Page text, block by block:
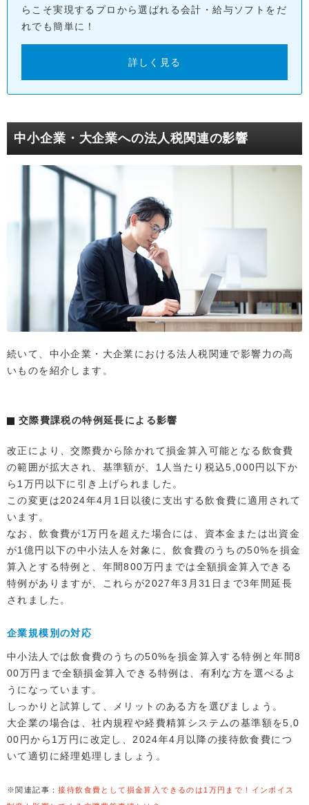
らこそ実現するプロから選ばれる会計・給与ソフトをだ
れでも簡単に！
詳しく見る
中小企業・大企業への法人税関連の影響
続いて、中小企業・大企業における法人税関連で影響力の高
いものを紹介します。
交際費課税の特例延長による影響
改正により、交際費から除かれて損金算入可能となる飲食費
の範囲が拡大され、基準額が、1人当たり税込5,000円以下か
ら1万円以下に引き上げられました。
この変更は2024年4月1日以後に支出する飲食費に適用されて
います。
なお、飲食費が1万円を超えた場合には、資本金または出資金
が1億円以下の中小法人を対象に、飲食費のうちの50%を損金
算入とする特例と、年間800万円までは全額損金算入できる
特例がありますが、これらが2027年3月31日まで3年間延長
されました。
企業規模別の対応
中小法人では飲食費のうちの50%を損金算入する特例と年間8
00万円まで全額損金算入できる特例は、有利な方を選べるよ
うになっています。
しっかりと試算して、メリットのある方を選びましょう。
大企業の場合は、社内規程や経費精算システムの基準額を5,0
00円から1万円に改定し、2024年4月以降の接待飲食費につ
いて適切に経理処理しましょう。
※関連記事：接待飲食費として損金算入できるのは1万円まで！インボイス